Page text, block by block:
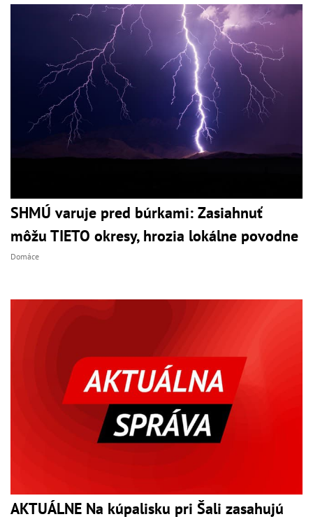
SHMÚ varuje pred búrkami: Zasiahnuť
môžu TIETO okresy, hrozia lokálne povodne
Domáce
AKTUÁLNE Na kúpalisku pri Šali zasahujú